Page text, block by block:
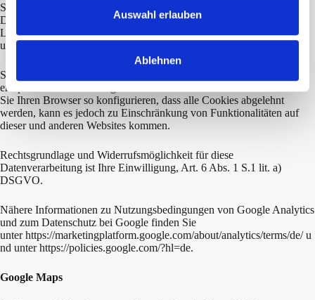
s
a
l
Auswahl erlauben
Ablehnen
Setzen des Cookies nicht erteilen oder (ii) das Browser-Add-on zur
Deaktivierung von Google Analytics unter dem
Linkhttps://tools.google.com/dlpage/gaoptout?hl=deherunterladen
und installieren.
Sie können die Speicherung von Cookies auch durch eine
entsprechende Einstellung Ihrer Browser-Software verhindern. Wenn
Sie Ihren Browser so konfigurieren, dass alle Cookies abgelehnt
werden, kann es jedoch zu Einschränkung von Funktionalitäten auf
dieser und anderen Websites kommen.
Rechtsgrundlage und Widerrufsmöglichkeit für diese
Datenverarbeitung ist Ihre Einwilligung, Art. 6 Abs. 1 S.1 lit. a)
DSGVO.
Nähere Informationen zu Nutzungsbedingungen von Google Analytics
und zum Datenschutz bei Google finden Sie
unterhttps://marketingplatform.google.com/about/analytics/terms/de/u
nd unterhttps://policies.google.com/?hl=de.
Google Maps